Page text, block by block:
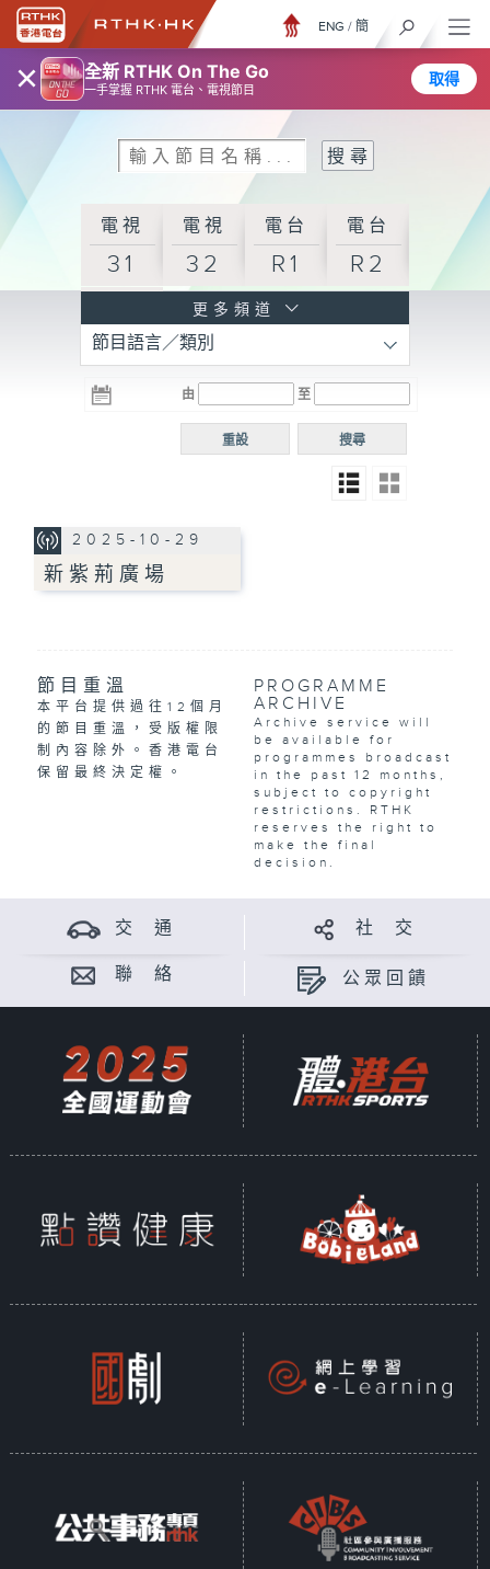
× 全新 RTHK On The Go
一手掌握 RTHK 電台、電視節目
取得
ENG / 簡
電視
31
電視
32
電台
R1
電台
R2
R3
電台 電台
R5
電台
普通
更多頻道
節目語言／類別
由 至
搜尋
重設
2025-10-29
新紫荊廣場
節目重溫
本平台提供過往12個月
的節目重溫，受版權限
制內容除外。香港電台
保留最終決定權。
PROGRAMME
ARCHIVE
Archive service will
be available for
programmes broadcast
in the past 12 months,
subject to copyright
restrictions. RTHK
reserves the right to
make the final
decision.
交 通 社 交
聯 絡 公眾回饋